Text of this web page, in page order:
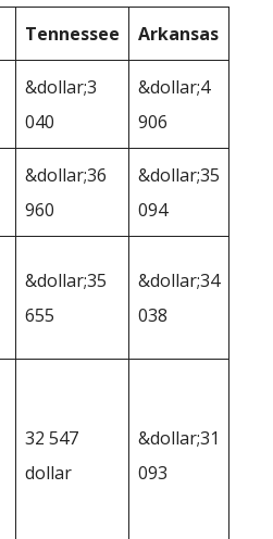
Tennessee Arkansas
&dollar;3
040
&dollar;4
906
&dollar;36
960
&dollar;35
094
&dollar;35
655
&dollar;34
038
32 547
dollar
&dollar;31
093